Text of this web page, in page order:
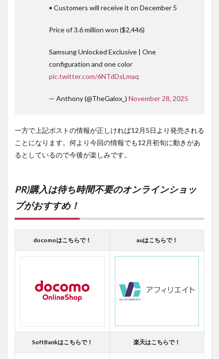
• Customers will receive it on December 5
Price of 3.6 million won ($2,446)
Samsung Unlocked Exclusive | One
configuration and one color
pic.twitter.com/6NTdDsLmaq
— Anthony (@TheGalox_) November 28, 2025
一方で上記ポストの情報が正しければ12月5日より発売される
ことになります。何より今回の情報でも12月初旬に動きがあ
るとしているので今後が楽しみです。
PR)購入は待ち時間不要のオンラインショッ
プがおすすめ！
docomoはこちらで！ auはこちらで！
SoftBankはこちらで！ 楽天はこちらで！